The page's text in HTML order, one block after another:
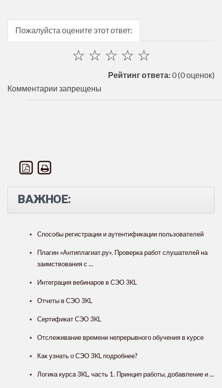
Пожалуйста оцените этот ответ:
☆
☆
☆
☆
☆
Рейтинг ответа:0(0 оценок)
Комментарии запрещены
ВАЖНОЕ:
Способы регистрации и аутентификации пользователей
Плагин «Антиплагиат.ру». Проверка работ слушателей на
заимствования с ...
Интеграция вебинаров в СЭО 3KL
Отчеты в СЭО 3KL
Сертификат СЭО 3KL
Отслеживание времени непрерывного обучения в курсе
Как узнать о СЭО 3KL подробнее?
Логика курса 3KL, часть 1. Принцип работы, добавление и ...